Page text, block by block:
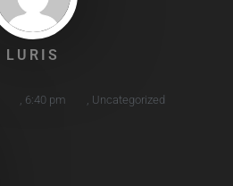
LURIS
6:40 pm Uncategorized